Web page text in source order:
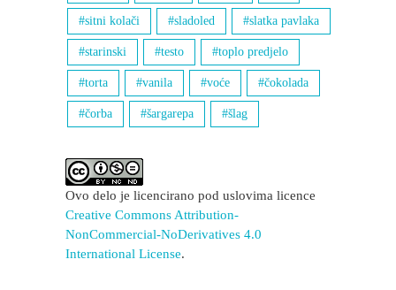
sitni kolači sladoled slatka pavlaka
starinski testo toplo predjelo
torta vanila voće čokolada
čorba šargarepa šlag
Ovo delo je licencirano pod uslovima licence
Creative Commons Attribution-
NonCommercial-NoDerivatives 4.0
International License.